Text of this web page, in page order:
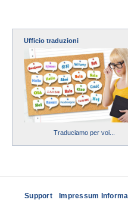
Ufficio traduzioni
Traduciamo per voi...
Support Impressum